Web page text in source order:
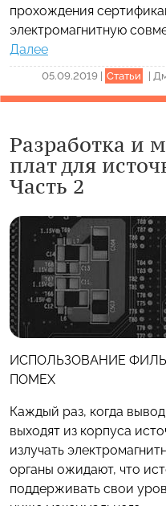
прохождения
электромагнитную
Далее
05.09.2019 Статьи
Разработка и
плат для
Часть 2
ИСПОЛЬЗОВАНИЕ
ПОМЕХ
Каждый раз, когда
выходят из корпуса
излучать
органы ожидают, что
поддерживать свои